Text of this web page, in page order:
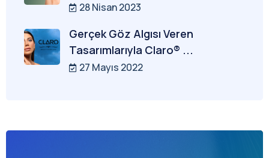
28 Nisan 2023
Gerçek Göz Algısı Veren
Tasarımlarıyla Claro® ...
27 Mayıs 2022